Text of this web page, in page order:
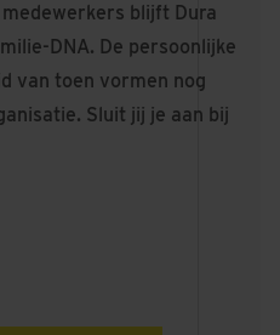
blijft Dura
DNA. De persoonlijke
van toen vormen nog
Sluit jij je aan bij